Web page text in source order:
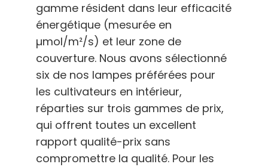
gamme résident dans leur efficacité
énergétique (mesurée en
µmol/m²/s) et leur zone de
couverture. Nous avons sélectionné
six de nos lampes préférées pour
les cultivateurs en intérieur,
réparties sur trois gammes de prix,
qui offrent toutes un excellent
rapport qualité-prix sans
compromettre la qualité. Pour les